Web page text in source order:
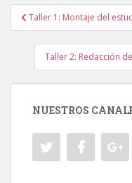
Navegación
de
entradas
Taller 1: Montaje del
Taller 2: Redacción
NUESTROS